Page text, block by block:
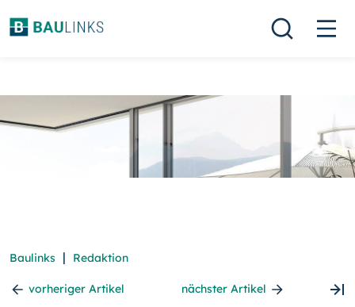
Baulinks | Redaktion
vorheriger Artikel nächster Artikel